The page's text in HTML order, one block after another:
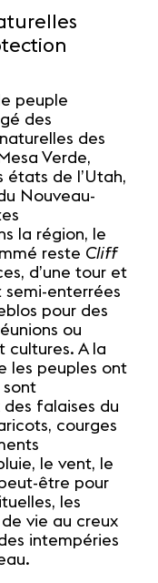
peuple
des
des
Verde,
états de l’Utah,
Nouveau-
la région, le
reste Cliff
d’une tour et
semi-enterrées
pour des
ou
cultures. A la
les peuples ont
sont
falaises du
courges
le vent, le
être pour
les
vie au creux
intempéries